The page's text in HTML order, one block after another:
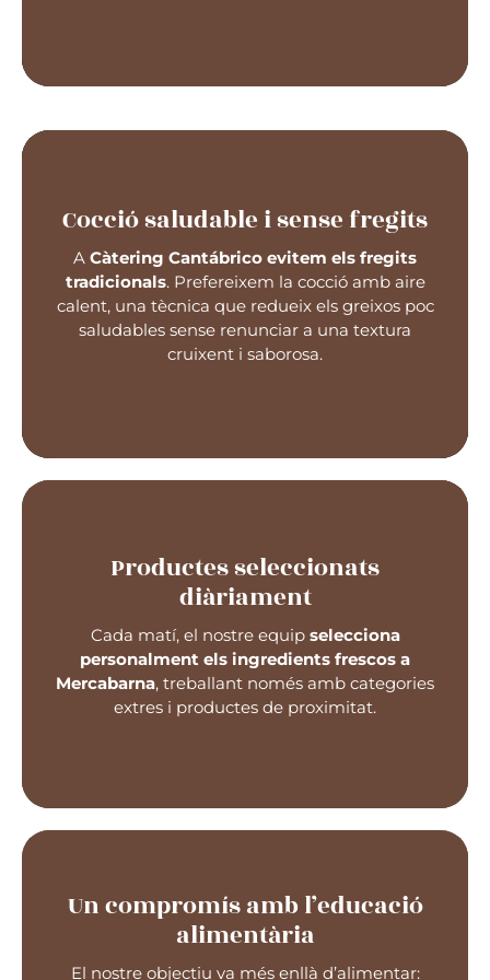
Cocció saludable i sense fregits
A Càtering Cantábrico evitem els fregits
tradicionals. Prefereixem la cocció amb aire
calent, una tècnica que redueix els greixos poc
saludables sense renunciar a una textura
cruixent i saborosa.
Així, oferimplats més lleugers i saludables
adaptats a les necessitats nutricionals dels
infants.
Productes seleccionats
diàriament
Cada matí, el nostre equip selecciona
personalment els ingredients frescos a
Mercabarna, treballant només amb categories
extres i productes de proximitat.
arròs del Delta de l’Ebre, llegums del
i productes locals que garanteixen
una alimentació equilibrada i de qualitata les
escoles de Barcelona.
Un compromís amb l’educació
alimentària
El nostre objectiu va més enllà d’alimentar:
Amb aquesta filosofia, contribuïm al
saludable dels nens i nenes de Barcelona,